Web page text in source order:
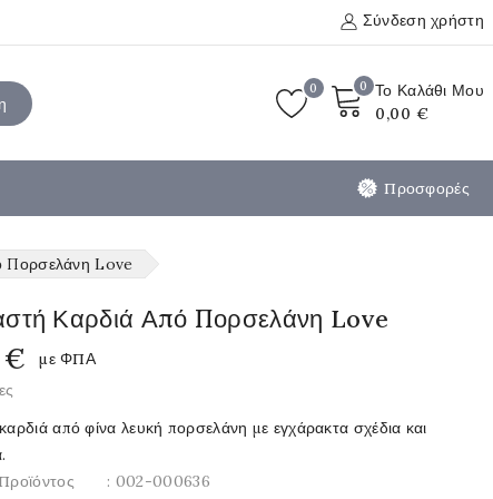
Σύνδεση χρήστη
0 Το Καλάθι Μου
0,00 €
0
Προσφορές
Πορσελάνη Love
Καρδιά Από Πορσελάνη Love
€
με ΦΠΑ
από φίνα λευκή πορσελάνη με εγχάρακτα σχέδια και
: 002-000636